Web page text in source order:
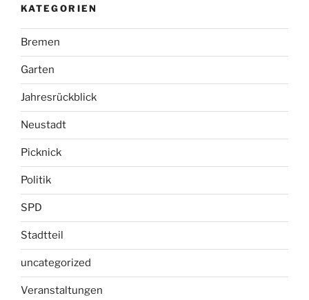
KATEGORIEN
Bremen
Garten
Jahresrückblick
Neustadt
Picknick
Politik
SPD
Stadtteil
uncategorized
Veranstaltungen